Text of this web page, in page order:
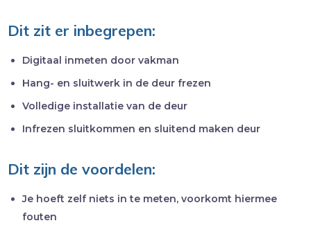
Dit zit er inbegrepen:
Digitaal inmeten door vakman
Hang- en sluitwerk in de deur frezen
Volledige installatie van de deur
Infrezen sluitkommen en sluitend maken deur
Dit zijn de voordelen:
Je hoeft zelf niets in te meten, voorkomt hiermee
fouten